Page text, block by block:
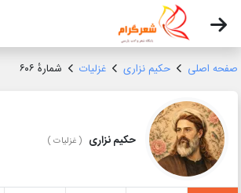
صفحه اصلی حکیم نزاری غزلیات شمارهٔ ۶۰۶
حکیم نزاری (غزلیات)